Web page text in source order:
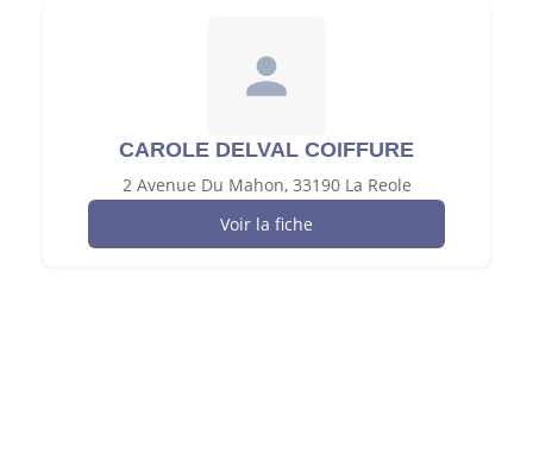
CAROLE DELVAL COIFFURE
2 Avenue Du Mahon, 33190 La Reole
Voir la fiche